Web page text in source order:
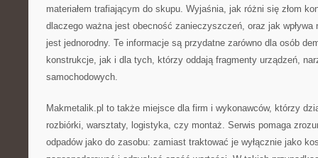
materiałem trafiającym do skupu. Wyjaśnia, jak różni się złom
dlaczego ważna jest obecność zanieczyszczeń, oraz jak wpływa
jest jednorodny. Te informacje są przydatne zarówno dla osób
konstrukcje, jak i dla tych, którzy oddają fragmenty urządzeń,
samochodowych.
Makmetalik.pl to także miejsce dla firm i wykonawców, którzy
rozbiórki, warsztaty, logistyka, czy montaż. Serwis pomaga
odpadów jako do zasobu: zamiast traktować je wyłącznie jako